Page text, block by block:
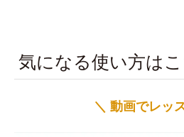
気になる使い方は
＼ 動画でレッ